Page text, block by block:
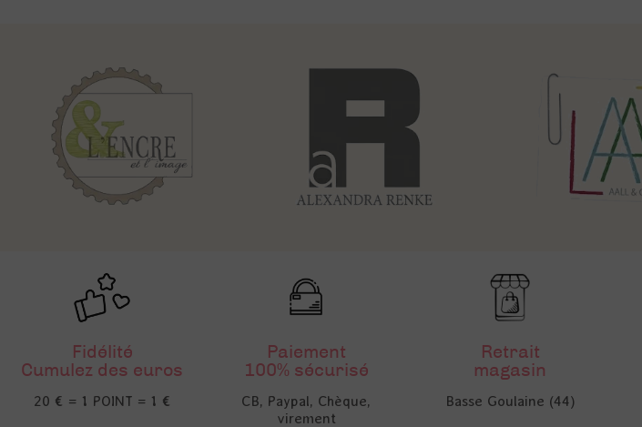
Fidélité
Cumulez des euros
20 € = 1 POINT = 1 €
Paiement
100% sécurisé
CB, Paypal, Chèque,
virement
Retrait
magasin
Basse Goulaine (44)